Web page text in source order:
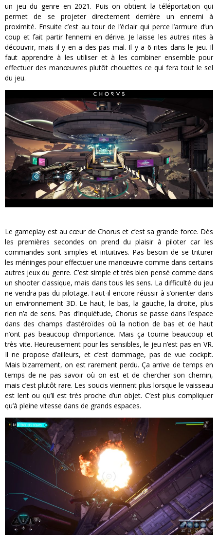
un jeu du genre en 2021. Puis on obtient la téléportation qui
permet de se projeter directement derrière un ennemi à
proximité. Ensuite c’est au tour de l’éclair qui perce l’armure d’un
coup et fait partir l’ennemi en dérive. Je laisse les autres rites à
découvrir, mais il y en a des pas mal. Il y a 6 rites dans le jeu. Il
faut apprendre à les utiliser et à les combiner ensemble pour
effectuer des manœuvres plutôt chouettes ce qui fera tout le sel
du jeu.
Le gameplay est au cœur de Chorus et c’est sa grande force. Dès
les premières secondes on prend du plaisir à piloter car les
commandes sont simples et intuitives. Pas besoin de se triturer
les méninges pour effectuer une manœuvre comme dans certains
autres jeux du genre. C’est simple et très bien pensé comme dans
un shooter classique, mais dans tous les sens. La difficulté du jeu
ne vendra pas du pilotage. Faut-il encore réussir à s’orienter dans
un environnement 3D. Le haut, le bas, la gauche, la droite, plus
rien n’a de sens. Pas d’inquiétude, Chorus se passe dans l’espace
dans des champs d’astéroïdes où la notion de bas et de haut
n’ont pas beaucoup d’importance. Mais ça tourne beaucoup et
très vite. Heureusement pour les sensibles, le jeu n’est pas en VR.
Il ne propose d’ailleurs, et c’est dommage, pas de vue cockpit.
Mais bizarrement, on est rarement perdu. Ça arrive de temps en
temps de ne pas savoir où on est et de chercher son chemin,
mais c’est plutôt rare. Les soucis viennent plus lorsque le vaisseau
est lent ou qu’il est très proche d’un objet. C’est plus compliquer
qu’à pleine vitesse dans de grands espaces.